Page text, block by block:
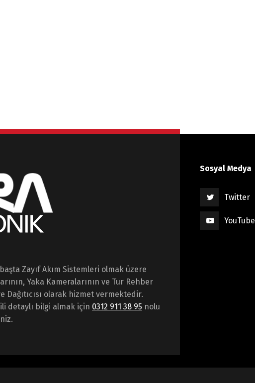
Zayıf Akım Sistemleri olmak üzere
Yaka Kameralarının ve Tur Rehber
Dağıtıcısı olarak hizmet vermektedir.
detaylı bilgi almak için 0312 911 38 95 nolu
Sosyal Medya
Twitter
YouTube